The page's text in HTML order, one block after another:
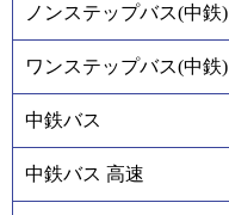
ノンステップバス(中鉄)
ワンステップバス(中鉄)
中鉄バス
中鉄バス 高速